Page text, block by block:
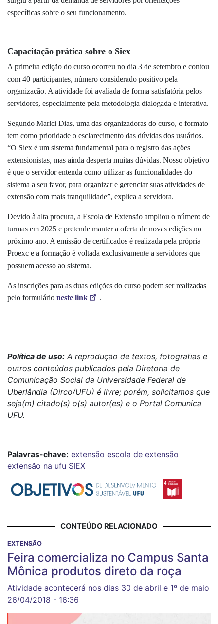
específicas sobre o seu funcionamento.
Capacitação prática sobre o Siex
A primeira edição do curso ocorreu no dia 3 de setembro e contou
com 40 participantes, número considerado positivo pela
organização. A atividade foi avaliada de forma satisfatória pelos
servidores, especialmente pela metodologia dialogada e interativa.
Segundo Marlei Dias, uma das organizadoras do curso, o formato
tem como prioridade o esclarecimento das dúvidas dos usuários.
“O Siex é um sistema fundamental para o registro das ações
extensionistas, mas ainda desperta muitas dúvidas. Nosso objetivo
é que o servidor entenda como utilizar as funcionalidades do
sistema a seu favor, para organizar e gerenciar suas atividades de
extensão com mais tranquilidade”, explica a servidora.
Devido à alta procura, a Escola de Extensão ampliou o número de
turmas em 2025 e pretende manter a oferta de novas edições no
próximo ano. A emissão de certificados é realizada pela própria
Proexc e a formação é voltada exclusivamente a servidores que
possuem acesso ao sistema.
As inscrições para as duas edições do curso podem ser realizadas
pelo formulário neste link .
Política de uso: A reprodução de textos, fotografias e
outros conteúdos publicados pela Diretoria de
Comunicação Social da Universidade Federal de
Uberlândia (Dirco/UFU) é livre; porém, solicitamos que
seja(m) citado(s) o(s) autor(es) e o Portal Comunica
UFU.
Palavras-chave: extensão escola de extensão
extensão na ufu SIEX
CONTEÚDO RELACIONADO
EXTENSÃO
Feira comercializa no Campus Santa
Mônica produtos direto da roça
Atividade acontecerá nos dias 30 de abril e 1º de maio
26/04/2018 - 16:36